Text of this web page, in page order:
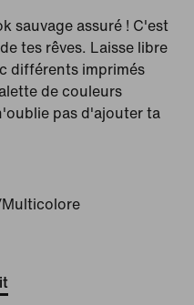
sauvage assuré ! C'est
tes rêves. Laisse libre
différents imprimés
de couleurs
pas d'ajouter ta